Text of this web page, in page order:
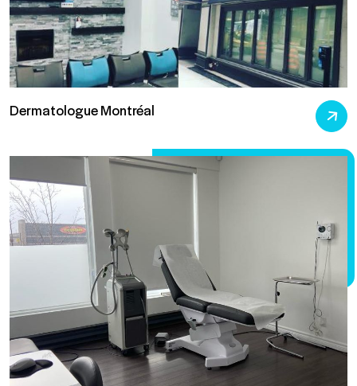
Dermatologue Montréal